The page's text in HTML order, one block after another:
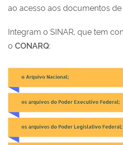
ao acesso aos documentos
Integram o SINAR, que tem
o CONARQ: